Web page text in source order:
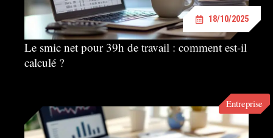
18/10/2025
Le smic net pour 39h de travail : comment est-il
calculé ?
Entreprise